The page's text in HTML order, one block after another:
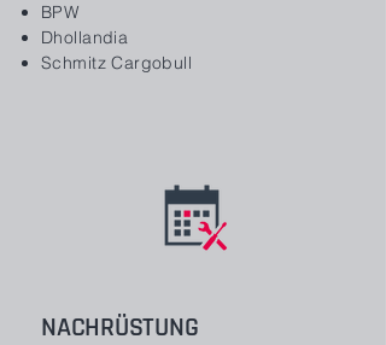
BPW
Dhollandia
Schmitz Cargobull
NACHRÜSTUNG